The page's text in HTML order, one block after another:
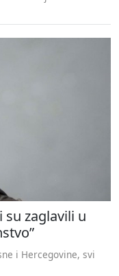
su zaglavili u
i Hercegovine, svi